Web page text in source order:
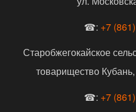
☎: +7
Старобжегокайское
товарищество
☎: +7